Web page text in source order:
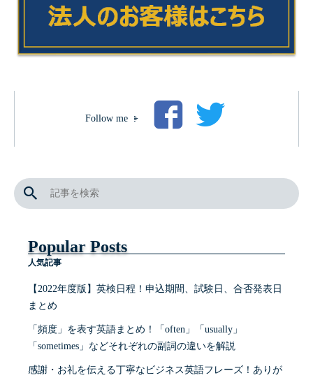
Follow me
Popular Posts
人気記事
【2022年度版】英検日程！申込期間、試験日、合否発表日
まとめ
「頻度」を表す英語まとめ！「often」「usually」
「sometimes」などそれぞれの副詞の違いを解説
感謝・お礼を伝える丁寧なビジネス英語フレーズ！ありが